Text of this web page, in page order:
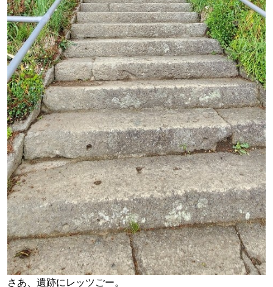
さあ、遺跡にレッツごー。